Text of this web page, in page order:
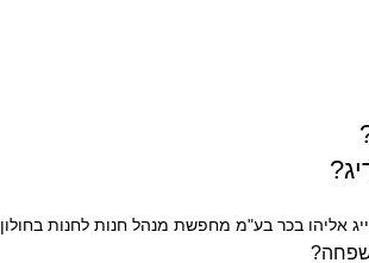
אליהו בכר בע"מ מחפשת מנהל חנות לחנות בחולון.